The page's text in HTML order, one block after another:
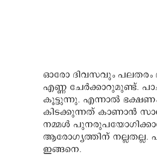
ഓരോ ദിവസവും പലതരം
എണ്ണ ചേർക്കാറുമുണ്ട്.
കൂട്ടുന്നു. എന്നാൽ
കിടക്കുന്നത് കാണാൻ
നമ്മൾ
ആരോഗ്യത്തിന്
ഇങ്ങനെ.